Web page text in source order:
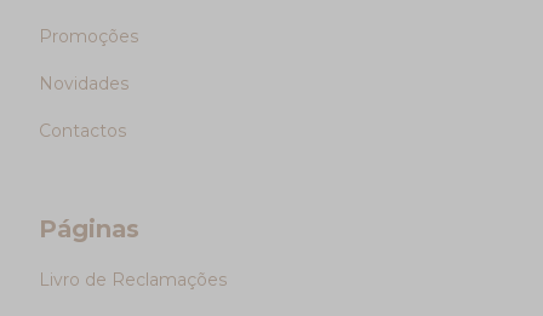
Promoções
Novidades
Contactos
Páginas
Livro de Reclamações